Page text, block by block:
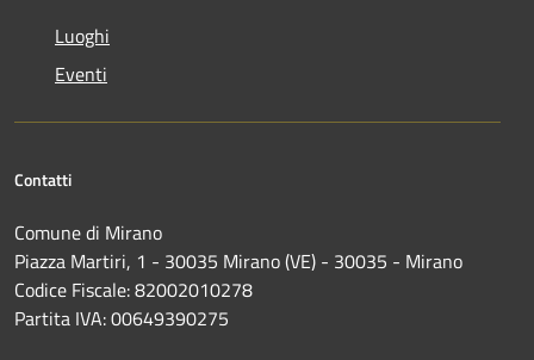
Luoghi
Eventi
Contatti
Comune di Mirano
Piazza Martiri, 1 - 30035 Mirano (VE) - 30035 - Mirano
Codice Fiscale: 82002010278
Partita IVA: 00649390275